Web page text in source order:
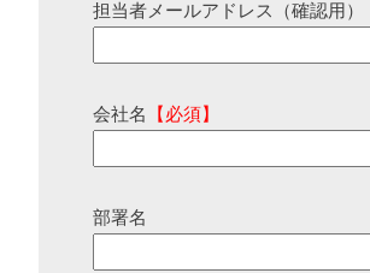
担当者メールアドレス（確認用）
会社名 【必須】
部署名